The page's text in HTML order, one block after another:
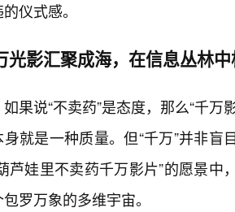
仪式感。
光影汇聚成海，在信息丛林
如果说“不卖药”是态度，那么“千
身就是一种质量。但“千万”并非
芦娃里不卖药千万影片”的愿景
罗万象的多维宇宙。